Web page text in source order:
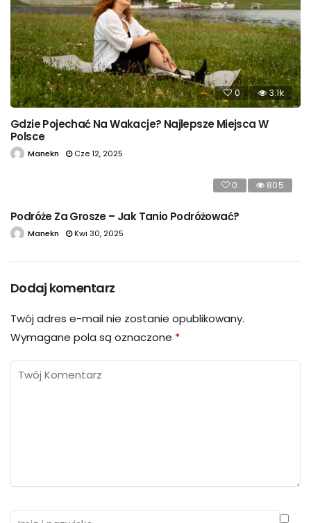
0 3.1k
Gdzie Pojechać Na Wakacje? Najlepsze Miejsca W
Polsce
Manekn Cze 12, 2025
0 805
Podróże Za Grosze – Jak Tanio Podróżować?
Manekn Kwi 30, 2025
Dodaj komentarz
Twój adres e-mail nie zostanie opublikowany.
Wymagane pola są oznaczone *